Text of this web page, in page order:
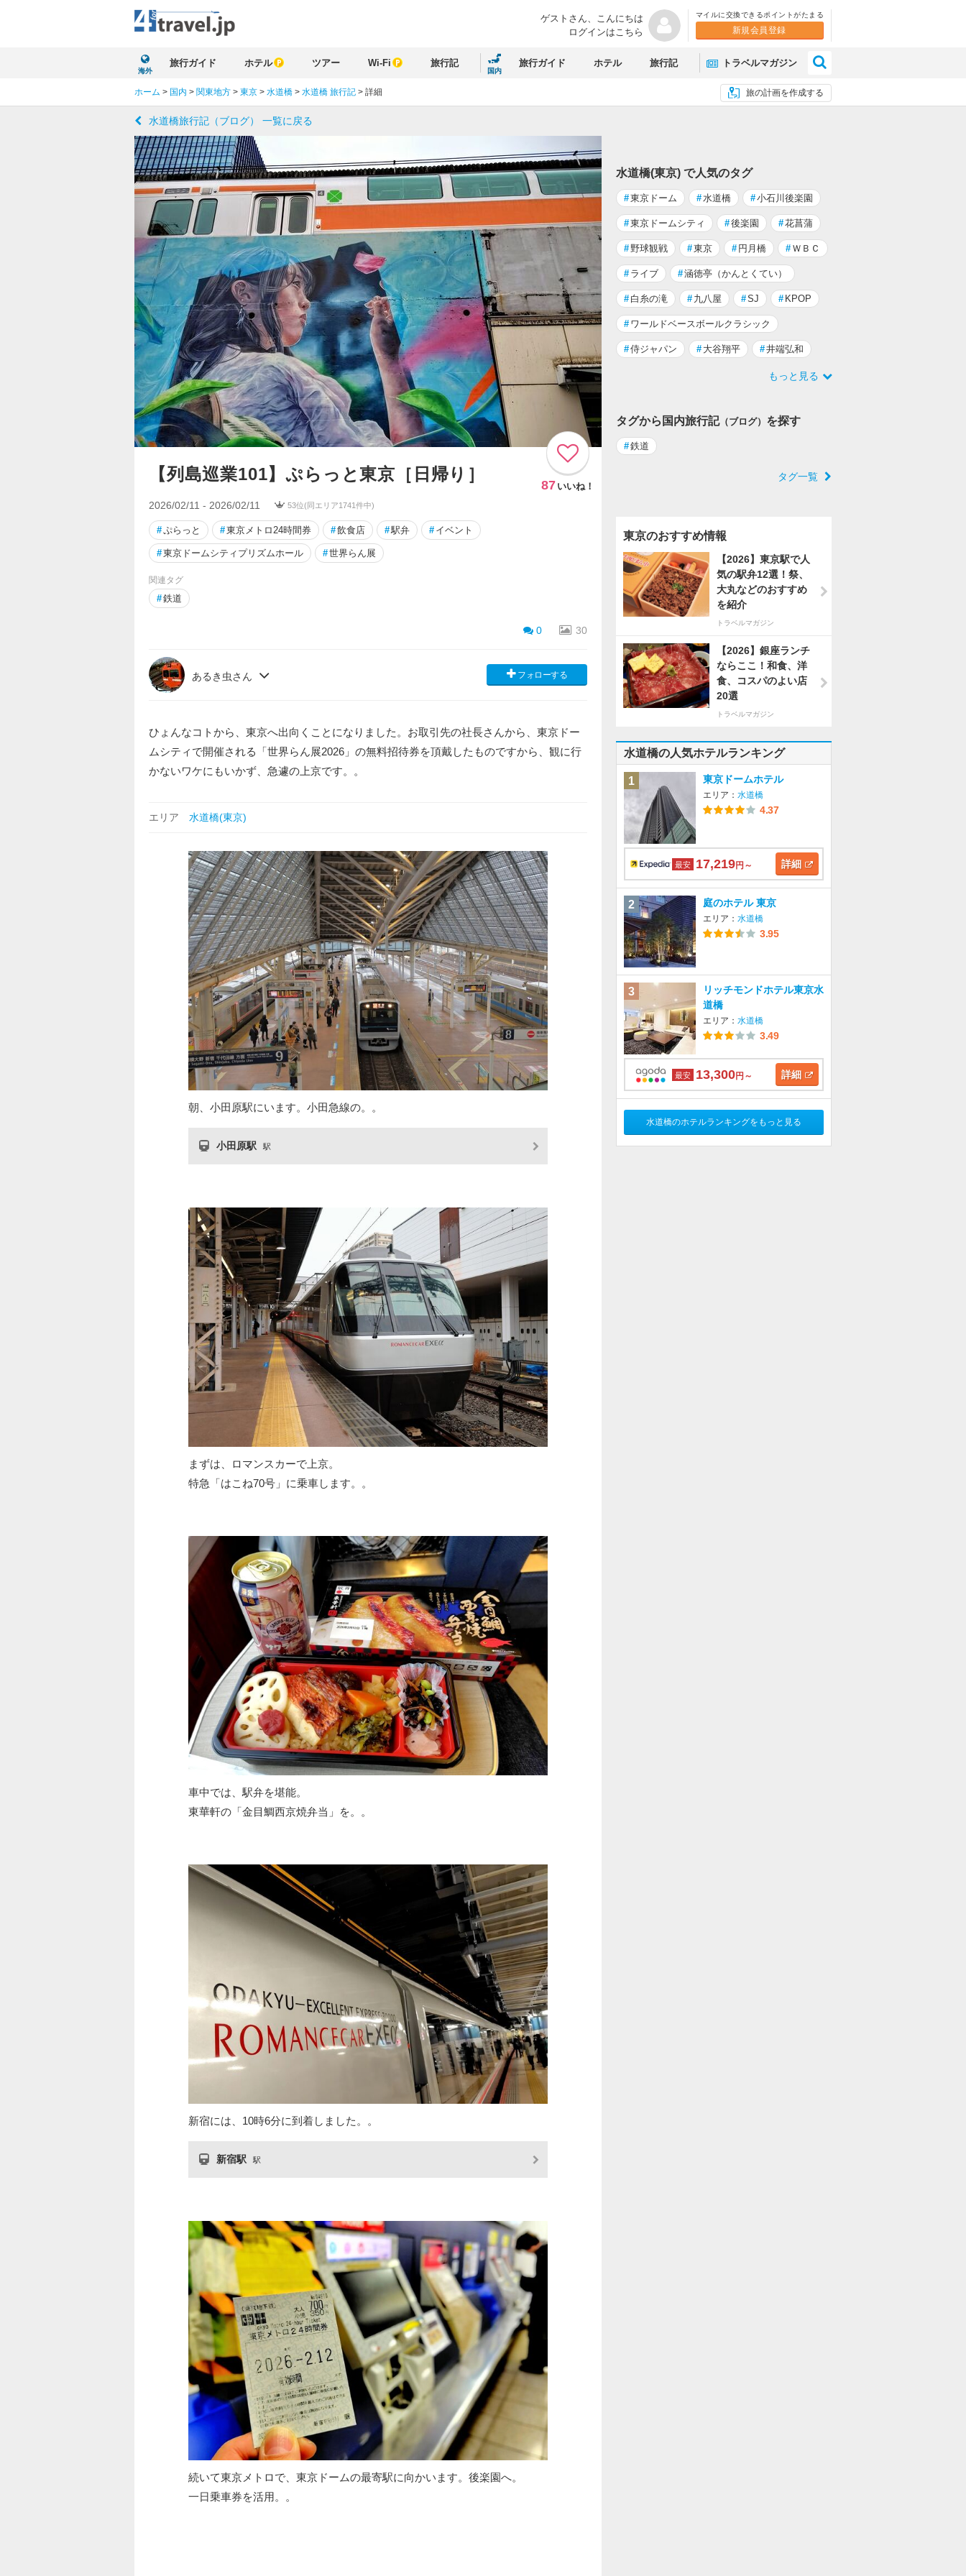
ゲストさん、 こんにちは
ログインはこちら
マイルに交換できるポイントがたまる
新規会員登録
海外
旅行ガイド ホテル ツアー Wi-Fi 旅行記
国内
旅行ガイド ホテル 旅行記 トラベルマガジン
旅の計画を作成する
ホーム > 国内 > 関東地方 > 東京 > 水道橋 > 水道橋 旅行記 > 詳細
水道橋旅行記（ブログ） 一覧に戻る
【列島巡業101】ぷらっと東京［日帰り］
87 いいね！
2026/02/11 - 2026/02/11 53位(同エリア1741件中)
#ぷらっと #東京メトロ24時間券 #飲食店 #駅弁 # イベント
#東京ドームシティプリズムホール #世界らん展
関連タグ
#鉄道
0 30
あるき虫さん フォローする
ひょんなコトから、東京へ出向くことになりました。お取引先の社長さんから、東京ドー
ムシティで開催される「世界らん展2026」の無料招待券を頂戴したものですから、観に行
かないワケにもいかず、急遽の上京です。。
エリア 水道橋(東京)
朝、小田原駅にいます。小田急線の。。
小田原駅 駅
まずは、ロマンスカーで上京。
特急「はこね70号」に乗車します。。
車中では、駅弁を堪能。
東華軒の「金目鯛西京焼弁当」を。。
新宿には、10時6分に到着しました。。
新宿駅 駅
続いて東京メトロで、東京ドームの最寄駅に向かいます。後楽園へ。
一日乗車券を活用。。
水道橋(東京) で人気のタグ
#東京ドーム #水道橋 #小石川後楽園
#東京ドームシティ #後楽園 #花菖蒲
#野球観戦 #東京 # 円月橋 # ＷＢＣ
# ライブ #涵徳亭（かんとくてい）
# 白糸の滝 # 九八屋 #SJ # KPOP
# ワールドベースボールクラシック
#侍ジャパン # 大谷翔平 #井端弘和
もっと見る
タグから国内旅行記（ブログ） を探す
#鉄道
タグ一覧
東京のおすすめ情報
【2026】東京駅で人
気の駅弁12選！祭、
大丸などのおすすめ
を紹介
トラベルマガジン
【2026】銀座ランチ
ならここ！和食、洋
食、コスパのよい店
20選
トラベルマガジン
水道橋の人気ホテルランキング
1 東京ドームホテル
エリア： 水道橋
4.37
最安 17,219円～ 詳細
2 庭のホテル 東京
エリア： 水道橋
3.95
3
リッチモンドホテル東京水
道橋
エリア： 水道橋
3.49
最安 13,300円～ 詳細
水道橋のホテルランキングをもっと見る